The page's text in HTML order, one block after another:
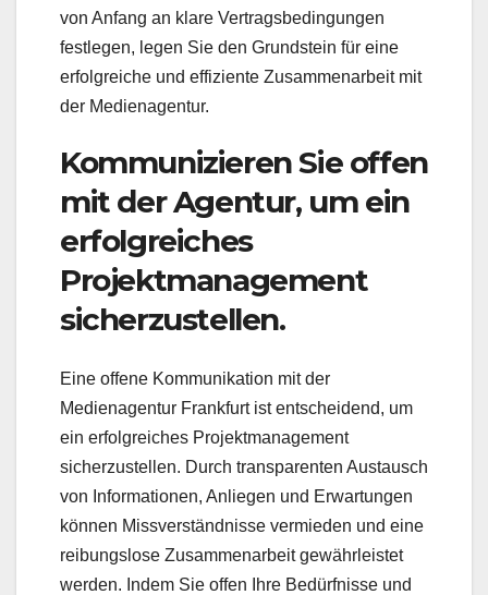
von Anfang an klare Vertragsbedingungen
festlegen, legen Sie den Grundstein für eine
erfolgreiche und effiziente Zusammenarbeit mit
der Medienagentur.
Kommunizieren Sie offen
mit der Agentur, um ein
erfolgreiches
Projektmanagement
sicherzustellen.
Eine offene Kommunikation mit der
Medienagentur Frankfurt ist entscheidend, um
ein erfolgreiches Projektmanagement
sicherzustellen. Durch transparenten Austausch
von Informationen, Anliegen und Erwartungen
können Missverständnisse vermieden und eine
reibungslose Zusammenarbeit gewährleistet
werden. Indem Sie offen Ihre Bedürfnisse und